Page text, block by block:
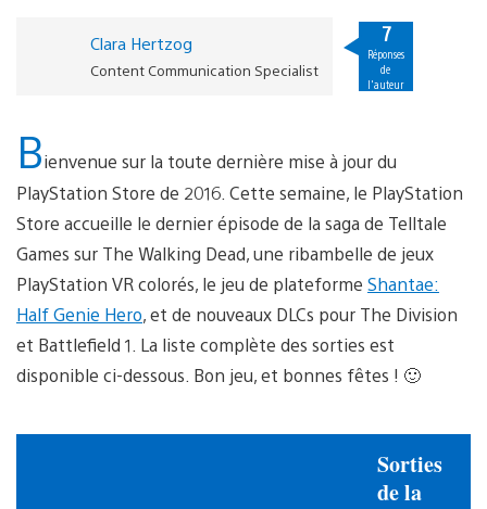
Clara Hertzog
Content Communication Specialist
7
Réponses
de
l'auteur
Bienvenue sur la toute dernière mise à jour du
PlayStation Store de 2016. Cette semaine, le PlayStation
Store accueille le dernier épisode de la saga de Telltale
Games sur The Walking Dead, une ribambelle de jeux
PlayStation VR colorés, le jeu de plateforme Shantae:
Half Genie Hero, et de nouveaux DLCs pour The Division
et Battlefield 1. La liste complète des sorties est
disponible ci-dessous. Bon jeu, et bonnes fêtes ! 🙂
Sorties
de la